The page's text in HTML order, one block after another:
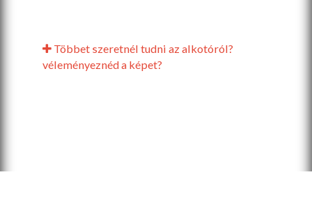
Többet szeretnél tudni az alkotóról?
véleményeznéd a képet?